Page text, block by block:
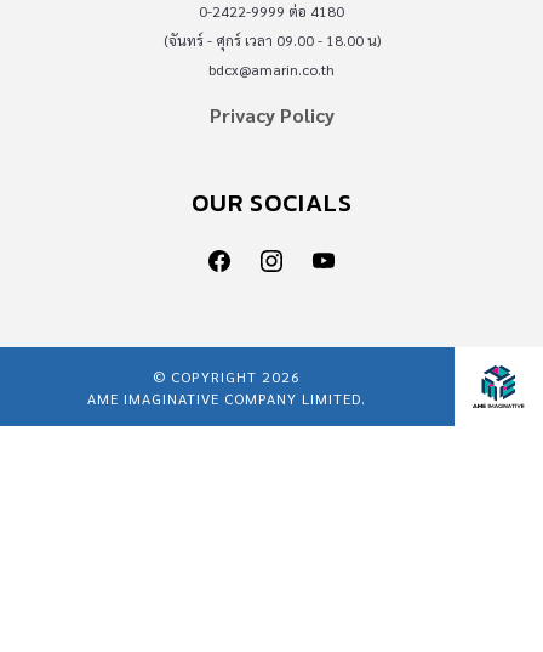
0-2422-9999 ต่อ 4180
(จันทร์ - ศุกร์ เวลา 09.00 - 18.00 น)
bdcx@amarin.co.th
Privacy Policy
OUR SOCIALS
© COPYRIGHT 2026
AME IMAGINATIVE COMPANY LIMITED.